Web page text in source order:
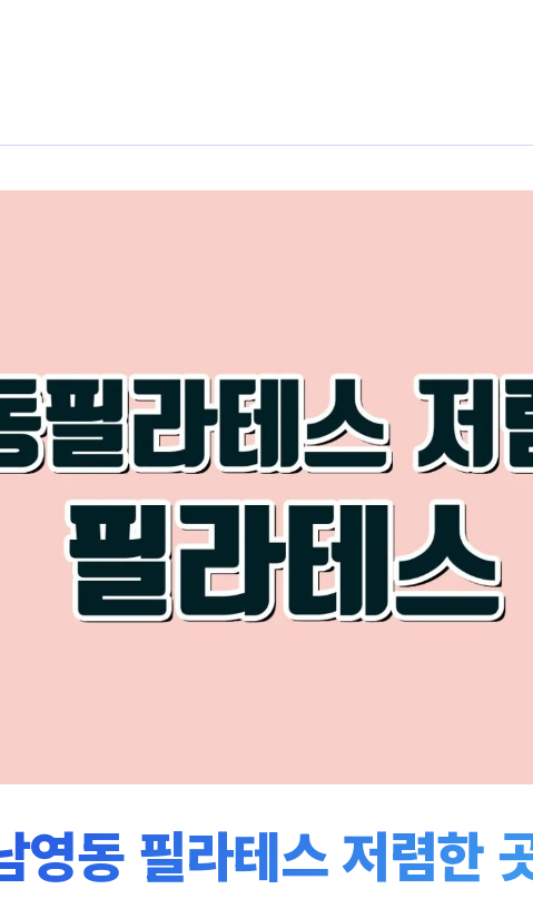
영동 필라테스 저렴한